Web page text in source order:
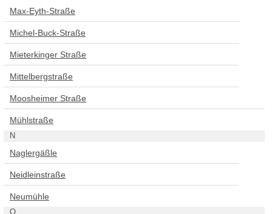
Max-Eyth-Straße
Michel-Buck-Straße
Mieterkinger Straße
Mittelbergstraße
Moosheimer Straße
Mühlstraße
N
Naglergäßle
Neidleinstraße
Neumühle
O